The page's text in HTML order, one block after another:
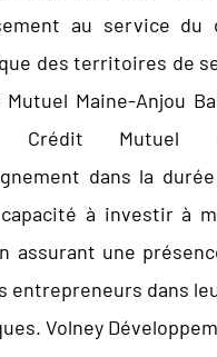
au service du
des territoires de
Maine-Anjou
Mutuel
dans la
à investir à
assurant une
entrepreneurs dans
Volney